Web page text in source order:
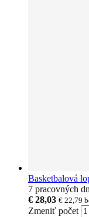
Basketbalová
7 pracovných
€ 28,03 € 22,79
Zmeniť počet